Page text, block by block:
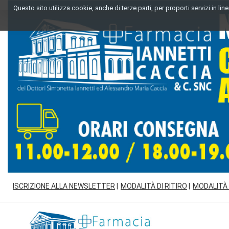
Passa
principale
Questo sito utilizza cookie, anche di terze parti, per proporti servizi in
ISCRIZIONE ALLA NEWSLETTER MODALITÀ DI RITIRO
Farmacia
Iannetti